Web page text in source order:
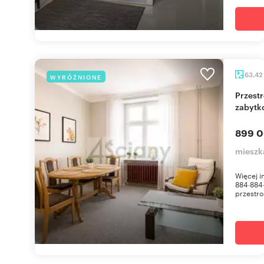
WYRÓŻNIONE 63,42
Przestronne 2-pokojowe mieszkanie w
899
Więcej